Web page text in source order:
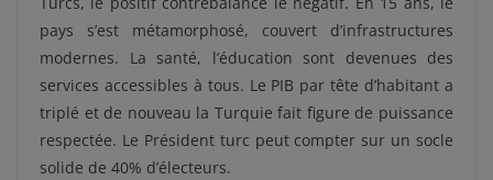
pays s’est métamorphosé, couvert d’infrastructures
modernes. La santé, l’éducation sont devenues des
services accessibles à tous. Le PIB par tête d’habitant a
triplé et de nouveau la Turquie fait figure de puissance
respectée. Le Président turc peut compter sur un socle
solide de 40% d’électeurs.